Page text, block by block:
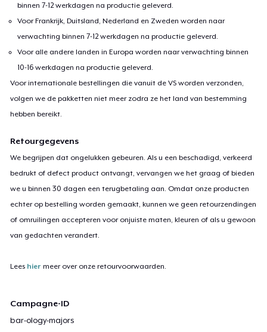
binnen 7-12 werkdagen na productie geleverd.
Voor Frankrijk, Duitsland, Nederland en Zweden worden naar
verwachting binnen 7-12 werkdagen na productie geleverd.
Voor alle andere landen in Europa worden naar verwachting binnen
10-16 werkdagen na productie geleverd.
Voor internationale bestellingen die vanuit de VS worden verzonden,
volgen we de pakketten niet meer zodra ze het land van bestemming
hebben bereikt.
Retourgegevens
We begrijpen dat ongelukken gebeuren. Als u een beschadigd, verkeerd
bedrukt of defect product ontvangt, vervangen we het graag of bieden
we u binnen 30 dagen een terugbetaling aan. Omdat onze producten
echter op bestelling worden gemaakt, kunnen we geen retourzendingen
of omruilingen accepteren voor onjuiste maten, kleuren of als u gewoon
van gedachten verandert.
Lees hier meer over onze retourvoorwaarden.
Campagne-ID
bar-ology-majors